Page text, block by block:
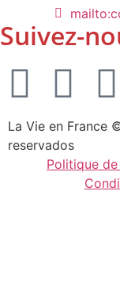
Suivez-
La Vie en France
reservados
Politique